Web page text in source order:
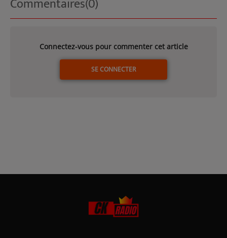
Commentaires(0)
Connectez-vous pour commenter cet article
SE CONNECTER